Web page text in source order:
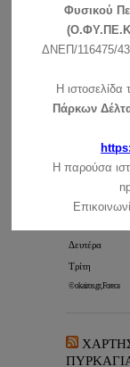
αυτοφυούς
καθορισμού
ερεύνης επ’
N. 3044/
συντελεστή
και
Ο
Φυσικού
ΔΝΕΠ/116475/
Η ιστοσελίδα
Πάρκων
Η παρούσα